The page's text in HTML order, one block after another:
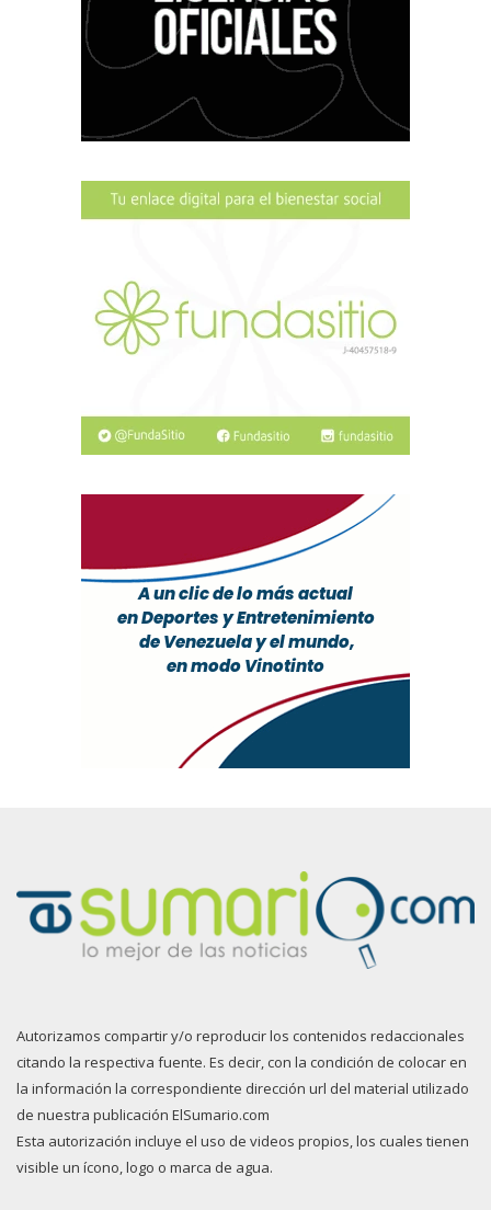
Autorizamos compartir y/o reproducir los contenidos redaccionales
citando la respectiva fuente. Es decir, con la condición de colocar en
la información la correspondiente dirección url del material utilizado
de nuestra publicación ElSumario.com
Esta autorización incluye el uso de videos propios, los cuales tienen
visible un ícono, logo o marca de agua.